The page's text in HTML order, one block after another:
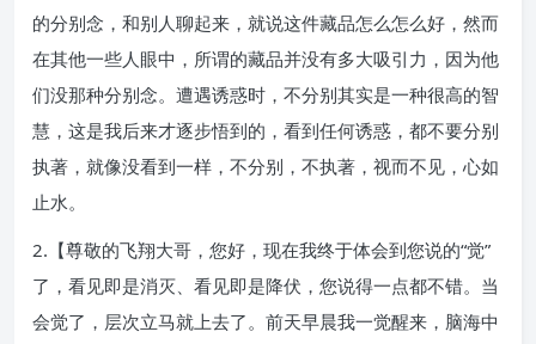
的分别念，和别人聊起来，就说这件藏品怎么怎么好，然而
在其他一些人眼中，所谓的藏品并没有多大吸引力，因为他
们没那种分别念。遭遇诱惑时，不分别其实是一种很高的智
慧，这是我后来才逐步悟到的，看到任何诱惑，都不要分别
执著，就像没看到一样，不分别，不执著，视而不见，心如
止水。
2.【尊敬的飞翔大哥，您好，现在我终于体会到您说的“觉”
了，看见即是消灭、看见即是降伏，您说得一点都不错。当
会觉了，层次立马就上去了。前天早晨我一觉醒来，脑海中